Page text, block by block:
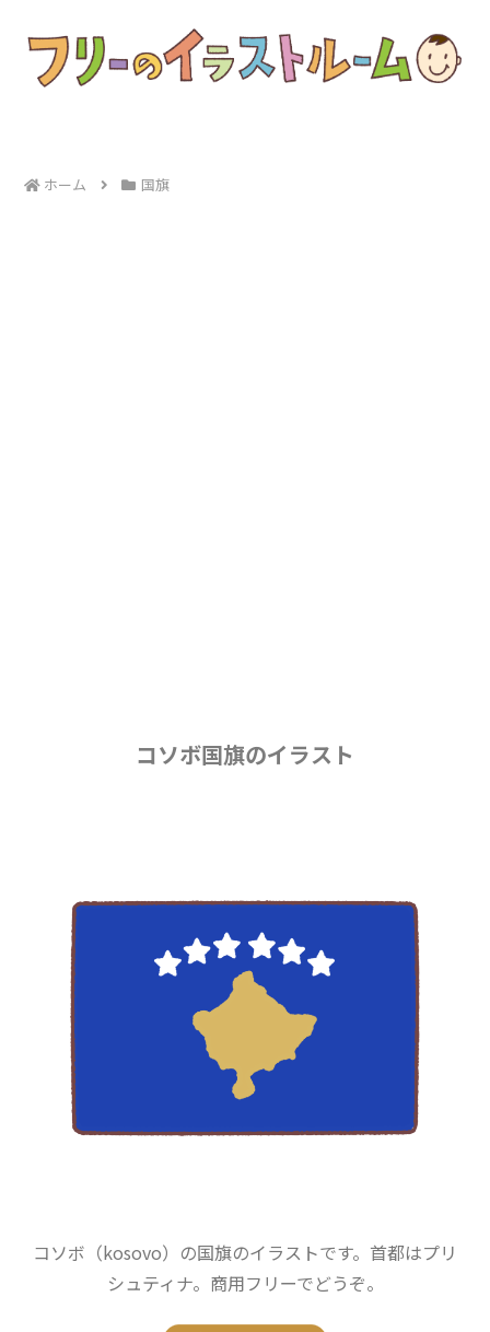
ホーム 国旗
コソボ国旗のイラスト
コソボ（kosovo）の国旗のイラストです。首都はプリ
シュティナ。商用フリーでどうぞ。